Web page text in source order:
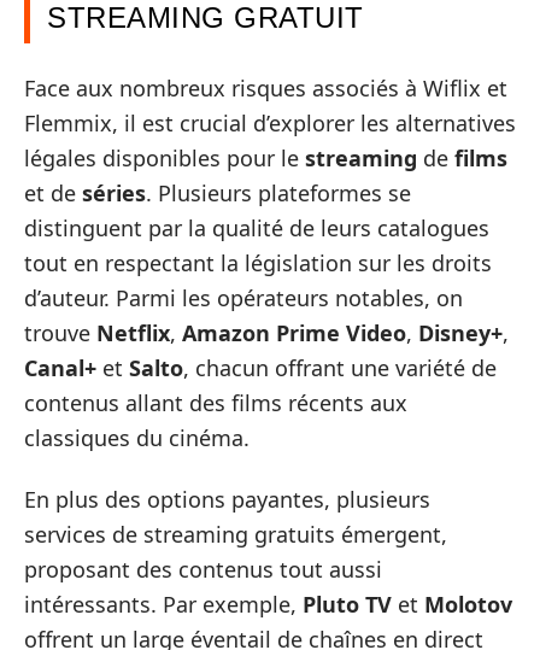
STREAMING GRATUIT
Face aux nombreux risques associés à Wiflix et
Flemmix, il est crucial d’explorer les alternatives
légales disponibles pour le streaming de films
et de séries. Plusieurs plateformes se
distinguent par la qualité de leurs catalogues
tout en respectant la législation sur les droits
d’auteur. Parmi les opérateurs notables, on
trouve Netflix, Amazon Prime Video, Disney+,
Canal+ et Salto, chacun offrant une variété de
contenus allant des films récents aux
classiques du cinéma.
En plus des options payantes, plusieurs
services de streaming gratuits émergent,
proposant des contenus tout aussi
intéressants. Par exemple, Pluto TV et Molotov
offrent un large éventail de chaînes en direct